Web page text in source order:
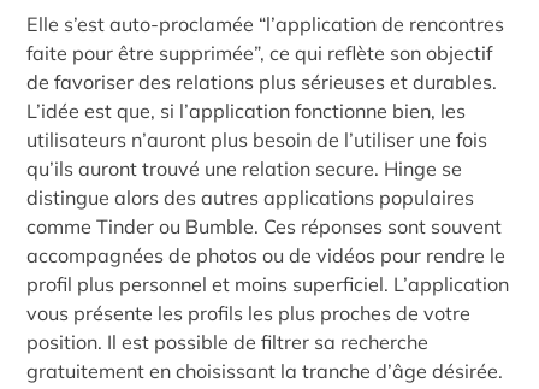
Elle s’est auto-proclamée “l’application de rencontres
faite pour être supprimée”, ce qui reflète son objectif
de favoriser des relations plus sérieuses et durables.
L’idée est que, si l’application fonctionne bien, les
utilisateurs n’auront plus besoin de l’utiliser une fois
qu’ils auront trouvé une relation secure. Hinge se
distingue alors des autres applications populaires
comme Tinder ou Bumble. Ces réponses sont souvent
accompagnées de photos ou de vidéos pour rendre le
profil plus personnel et moins superficiel. L’application
vous présente les profils les plus proches de votre
position. Il est possible de filtrer sa recherche
gratuitement en choisissant la tranche d’âge désirée.